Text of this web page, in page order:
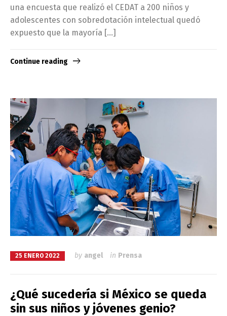
una encuesta que realizó el CEDAT a 200 niños y
adolescentes con sobredotación intelectual quedó
expuesto que la mayoría […]
Continue reading
25 ENERO 2022 by angel in Prensa
¿Qué sucedería si México se queda
sin sus niños y jóvenes genio?